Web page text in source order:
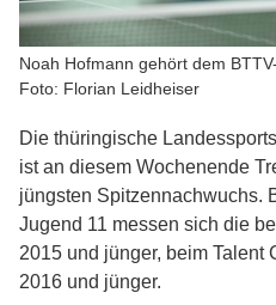
Noah Hofmann gehört dem
Foto: Florian Leidheiser
Die thüringische
ist an diesem Wochenende
jüngsten Spitzennachwuchs.
Jugend 11 messen sich die
2015 und jünger, beim Talent
2016 und jünger.